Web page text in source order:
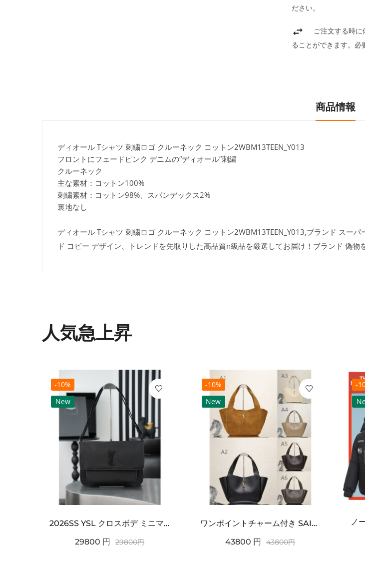
ださい。
ご注文する時
ることができます。必
商品情報
ディオール Tシャツ 刺繍ロゴ クルーネック コットン2WBM13TEEN_Y013
フロントにフェードピンク デニムの“ディオール”刺繍
クルーネック
主な素材：コットン100%
刺繍素材：コットン98%、スパンデックス2%
裏地なし
ディオール Tシャツ 刺繍ロゴ クルーネック コットン2WBM13TEEN_Y013,ブランド スー
ド コピー デザイン、トレンドを先取りした高品質n級品を厳選してお届け！ブランド 偽物
人気急上昇
-10%
New
2026SS YSL クロスボデ ミニマルフラップショルダー SAINT LAURENT サンロ...
29800 円 29800円
-10%
New
ワンポイントチャーム付き SAINT LAURENT サンローラン コピー バッグ シンプルラグ...
43800 円 43800円
-